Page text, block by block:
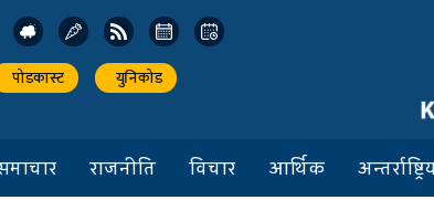
पोडकास्ट युनिकोड
राजनीति विचार आर्थिक